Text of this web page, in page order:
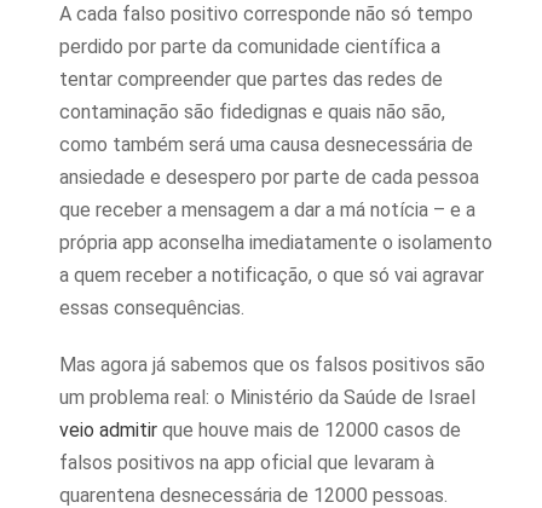
A cada falso positivo corresponde não só tempo
perdido por parte da comunidade científica a
tentar compreender que partes das redes de
contaminação são fidedignas e quais não são,
como também será uma causa desnecessária de
ansiedade e desespero por parte de cada pessoa
que receber a mensagem a dar a má notícia – e a
própria app aconselha imediatamente o isolamento
a quem receber a notificação, o que só vai agravar
essas consequências.
Mas agora já sabemos que os falsos positivos são
um problema real: o Ministério da Saúde de Israel
veio admitir que houve mais de 12000 casos de
falsos positivos na app oficial que levaram à
quarentena desnecessária de 12000 pessoas.